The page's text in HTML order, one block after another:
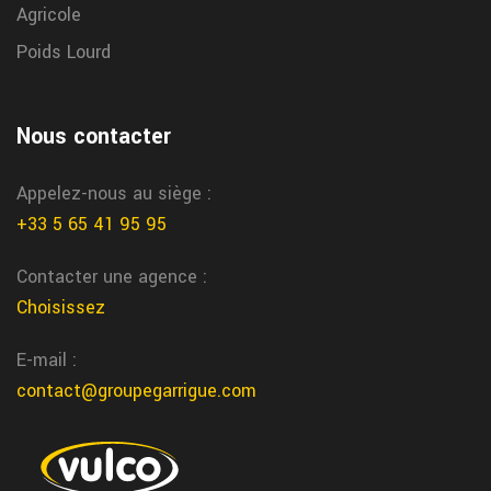
Nous realisons la reparation de vos pneus directement a Tarbes
Agricole
Poids Lourd
Nous contacter
Appelez-nous au siège :
+33 5 65 41 95 95
Contacter une agence :
Choisissez
E-mail :
contact@groupegarrigue.com